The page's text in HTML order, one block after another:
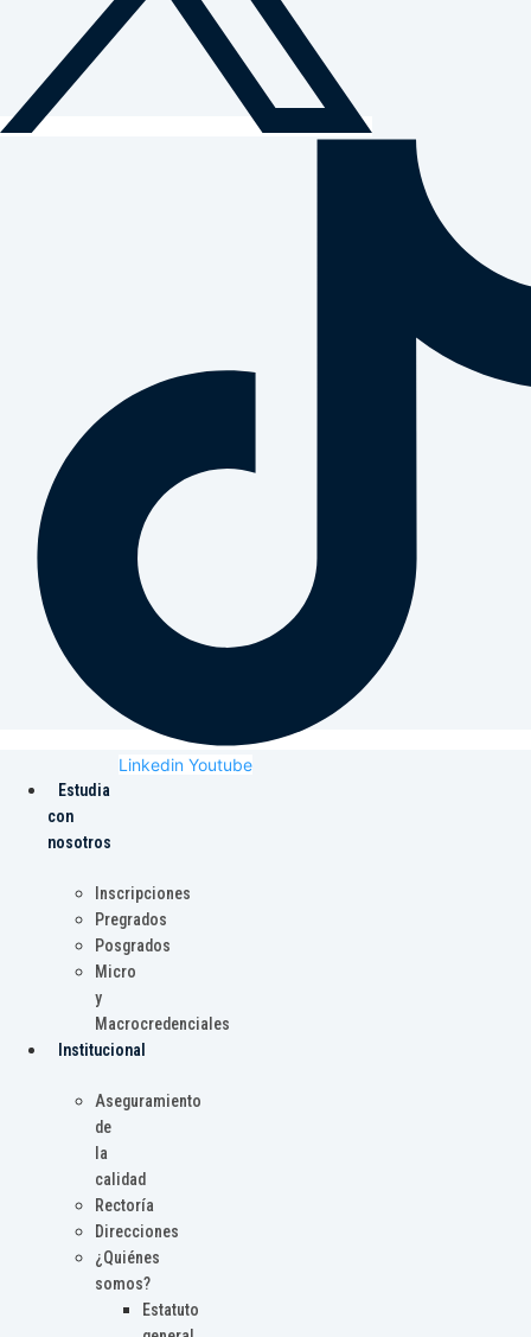
Linkedin Youtube
Estudia
con
nosotros
Inscripciones
Pregrados
Posgrados
Micro
y
Macrocredenciales
Institucional
Aseguramiento
de
la
calidad
Rectoría
Direcciones
¿Quiénes
somos?
Estatuto